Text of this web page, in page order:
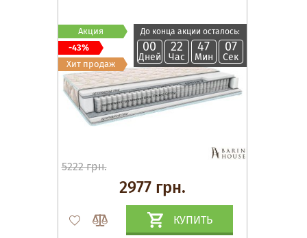
До конца акции осталось:
00
Дней
22
Час
47
Мин
06
Сек
5222 грн.
2977 грн.
КУПИТЬ
Акция
-43%
Хит продаж